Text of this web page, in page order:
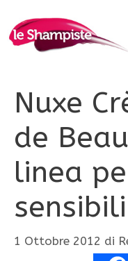
contenuto
Nuxe
de
linea
sensibili
1 Ottobre 2012 di